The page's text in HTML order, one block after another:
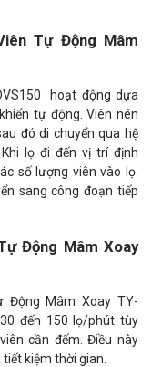
Tự Động Mâm
hoạt động dựa
tự động. Viên nén
đó di chuyển qua hệ
lọ đi đến vị trí định
số lượng viên vào lọ.
sang công đoạn tiếp
Động Mâm Xoay
Động Mâm Xoay TY-
đến 150 lọ/phút tùy
cần đếm. Điều này
kiệm thời gian.